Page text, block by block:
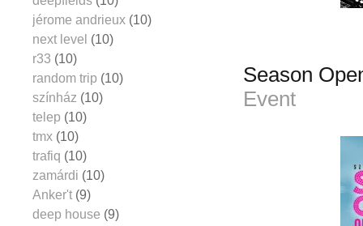
Season
Event
jérome andrieux (10)
next level (10)
r33 (10)
random trip (10)
színház (10)
telep (10)
tmx (10)
trafiq (10)
zamárdi (10)
Anker't (9)
deep house (9)